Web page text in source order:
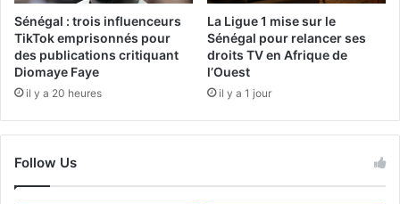
Sénégal : trois influenceurs
TikTok emprisonnés pour
des publications critiquant
Diomaye Faye
il y a 20 heures
La Ligue 1 mise sur le
Sénégal pour relancer ses
droits TV en Afrique de
l’Ouest
il y a 1 jour
Follow Us